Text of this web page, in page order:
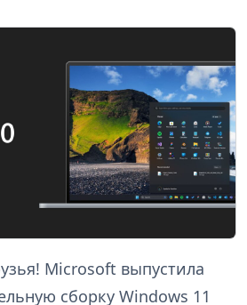
Microsoft выпустила
сборку Windows 11